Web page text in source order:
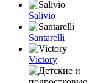
Salivio
Santarelli
Victory